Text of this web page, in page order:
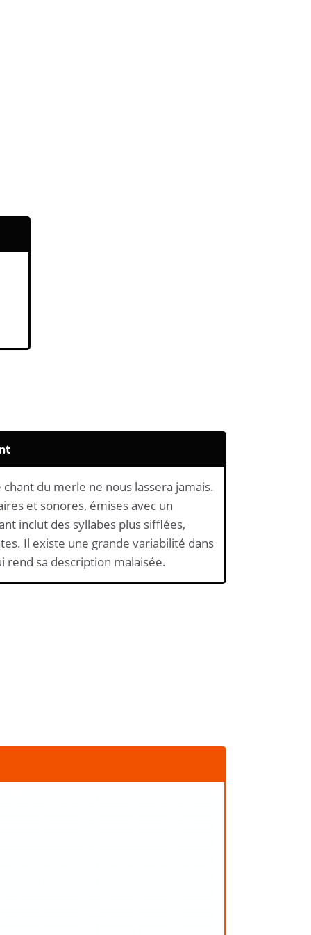
du merle ne nous lassera jamais.
et sonores, émises avec un
inclut des syllabes plus sifflées,
Il existe une grande variabilité dans
rend sa description malaisée.